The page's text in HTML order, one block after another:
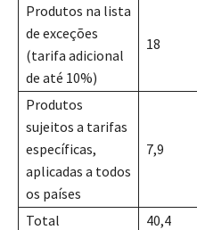
Produtos na lista
de exceções
(tarifa adicional
de até 10%)
18
Produtos
sujeitos a tarifas
específicas,
aplicadas a todos
os países
7,9
Total 40,4